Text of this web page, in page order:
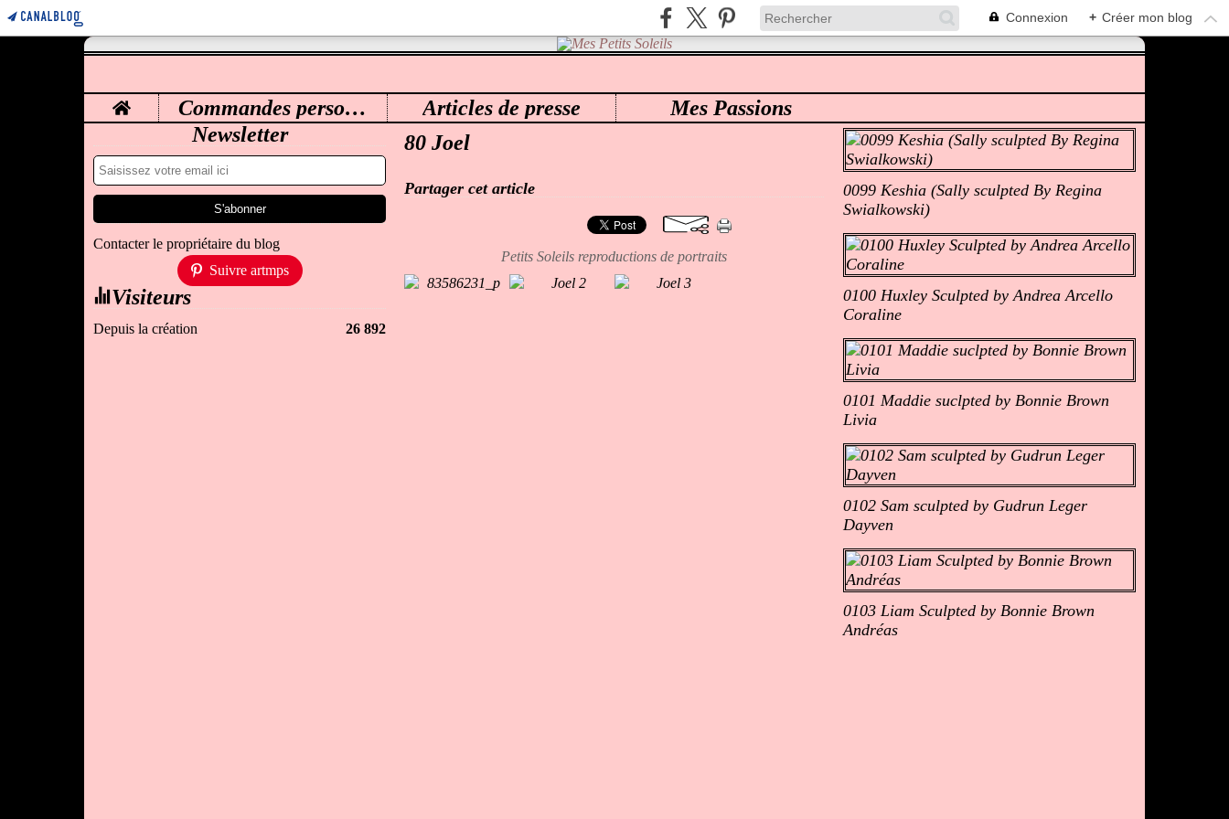
Connexion + Créer mon blog
Home Commandes personnalisées Articles de presse
Mes Passions
Newsletter
Contacter le propriétaire du blog
Suivre artmps
Visiteurs
Depuis la création 26 892
MES PETITS SOLEILS > CATEGORIES > - MES PETITS SOLEILS
80 Joel
Partager cet article
Petits Soleils reproductions de portraits
0099 Keshia (Sally sculpted By Regina
Swialkowski)
0100 Huxley Sculpted by Andrea Arcello
Coraline
0101 Maddie suclpted by Bonnie Brown
Livia
0102 Sam sculpted by Gudrun Leger
Dayven
0103 Liam Sculpted by Bonnie Brown
Andréas